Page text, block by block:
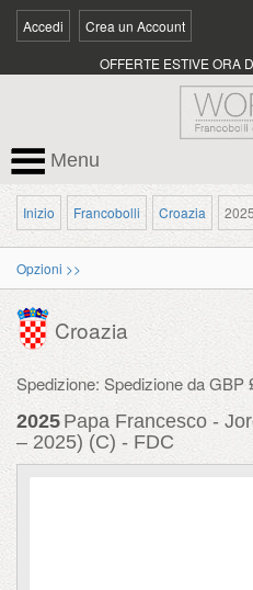
Accedi Crea un Account
OFFERTE ESTIVE ORA
Menu
Inizio Francobolli Croazia 2025
Opzioni >>
Croazia
Spedizione: Spedizione da GBP
2025 Papa Francesco -
– 2025) (C) - FDC